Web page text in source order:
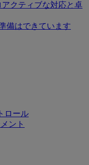
アクティブな対応と卓
備はできています
ロール
ント